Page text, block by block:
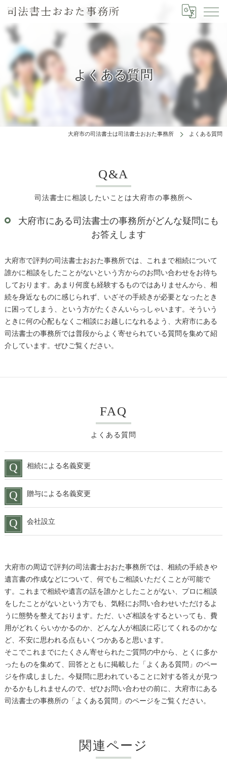
よくある質問
大府市の司法書士は司法書士おおた事務所 よくある質問
司法書士に相談したいことは大府市の事務所へ
Q&A
大府市にある司法書士の事務所がどんな疑問にも
お答えします
大府市で評判の司法書士おおた事務所では、これまで相続について
誰かに相談をしたことがないという方からのお問い合わせをお待ち
しております。あまり何度も経験するものではありませんから、相
続を身近なものに感じられず、いざその手続きが必要となったとき
に困ってしまう、という方がたくさんいらっしゃいます。そういう
ときに何の心配もなくご相談にお越しになれるよう、大府市にある
司法書士の事務所では普段からよく寄せられている質問を集めて紹
介しています。ぜひご覧ください。
よくある質問
FAQ
相続による名義変更
贈与による名義変更
会社設立
大府市の周辺で評判の司法書士おおた事務所では、相続の手続きや
遺言書の作成などについて、何でもご相談いただくことが可能で
す。これまで相続や遺言の話を誰かとしたことがない、プロに相談
をしたことがないという方でも、気軽にお問い合わせいただけるよ
うに態勢を整えております。ただ、いざ相談をするといっても、費
用がどれくらいかかるのか、どんな人が相談に応じてくれるのかな
ど、不安に思われる点もいくつかあると思います。
そこでこれまでにたくさん寄せられたご質問の中から、とくに多か
ったものを集めて、回答とともに掲載した「よくある質問」のペー
ジを作成しました。今疑問に思われていることに対する答えが見つ
かるかもしれませんので、ぜひお問い合わせの前に、大府市にある
司法書士の事務所の「よくある質問」のページをご覧ください。
関連ページ